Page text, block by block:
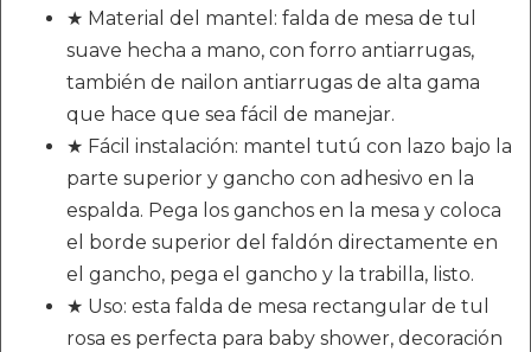
★ Material del mantel: falda de mesa de tul
suave hecha a mano, con forro antiarrugas,
también de nailon antiarrugas de alta gama
que hace que sea fácil de manejar.
★ Fácil instalación: mantel tutú con lazo bajo la
parte superior y gancho con adhesivo en la
espalda. Pega los ganchos en la mesa y coloca
el borde superior del faldón directamente en
el gancho, pega el gancho y la trabilla, listo.
★ Uso: esta falda de mesa rectangular de tul
rosa es perfecta para baby shower, decoración